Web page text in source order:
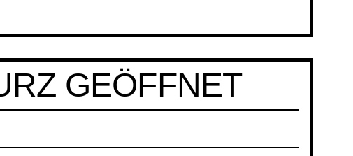
GEÖFFNET